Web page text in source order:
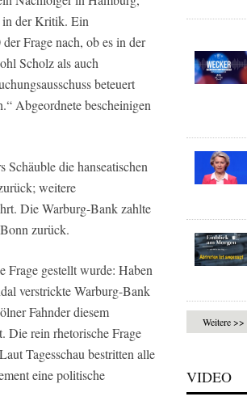
in der Kritik. Ein
Frage nach, ob es in der
Scholz als auch
beteuert
Abgeordnete bescheinigen
die hanseatischen
weitere
Die Warburg-Bank zahlte
zurück.
Frage gestellt wurde: Haben
verstrickte Warburg-Bank
Fahnder diesem
Die rein rhetorische Frage
Tagesschau bestritten alle
eine politische
Weitere >>
VIDEO